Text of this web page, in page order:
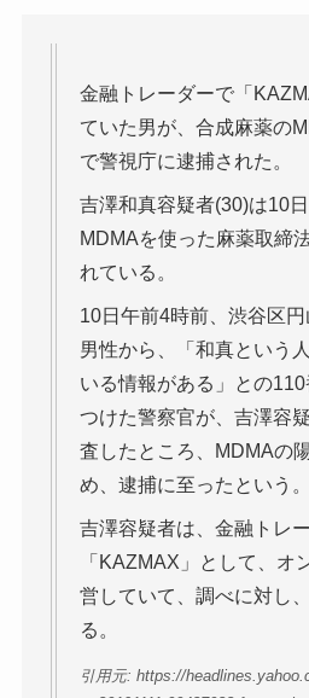
金融トレーダーで「
ていた男が、合成麻薬の
で警視庁に逮捕された。
吉澤和真容疑者(30)は10
MDMAを使った麻薬取締
れている。
10日午前4時前、渋谷区
男性から、「和真という
いる情報がある」との
つけた警察官が、吉澤容
査したところ、MDMAの
め、逮捕に至ったという。
吉澤容疑者は、金融トレ
「KAZMAX」として、オ
営していて、調べに対し
る。
引用元: https://